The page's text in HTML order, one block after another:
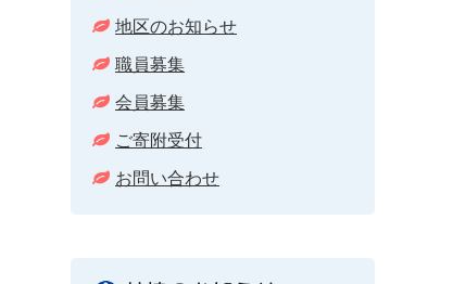
地区のお知らせ
職員募集
会員募集
ご寄附受付
お問い合わせ